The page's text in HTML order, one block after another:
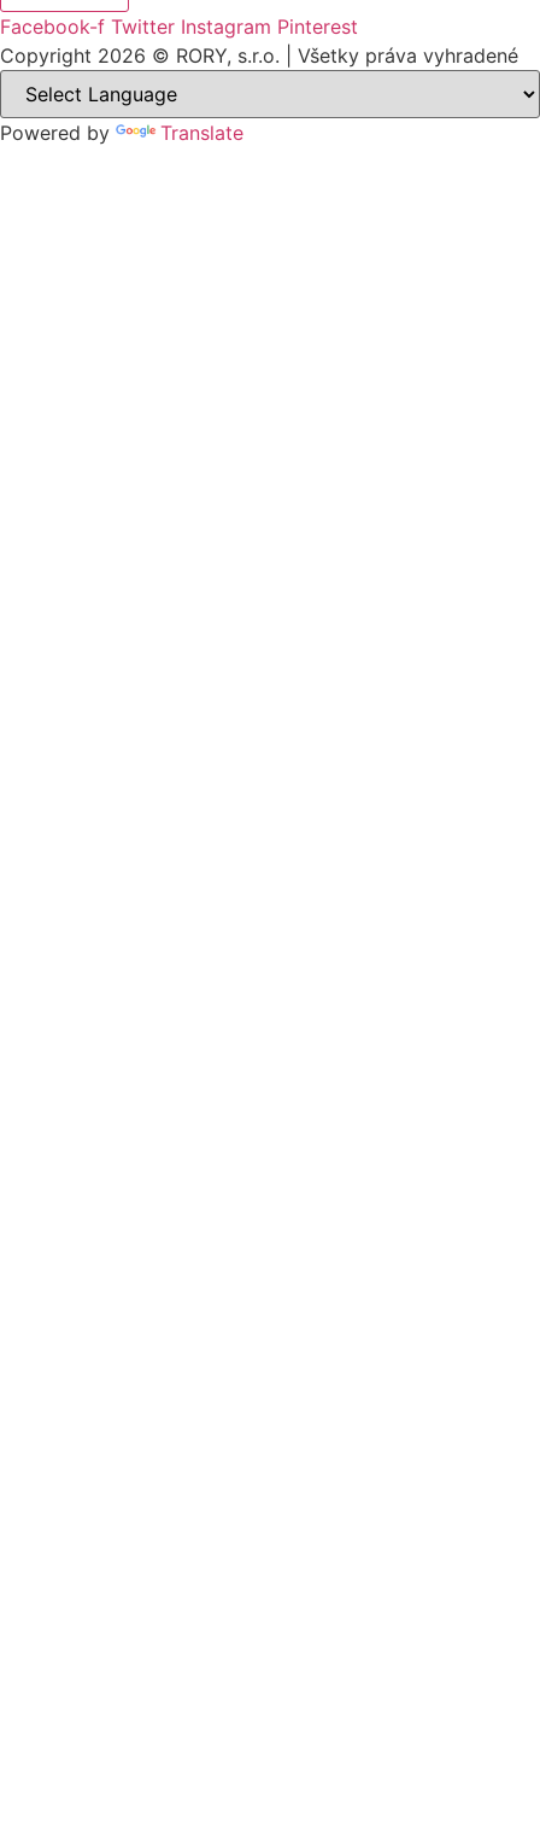
Facebook-f Twitter Instagram Pinterest
Copyright 2026 © RORY, s.r.o. | Všetky práva vyhradené
Powered by Translate